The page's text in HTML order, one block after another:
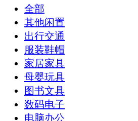
全部
其他闲置
出行交通
服装鞋帽
家居家具
母婴玩具
图书文具
数码电子
电脑办公